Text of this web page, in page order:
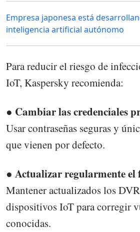
Empresa japonesa está
inteligencia artificial autónomo
Para reducir el riesgo de
IoT, Kaspersky recomienda:
● Cambiar las credenciales
Usar contraseñas seguras y
que vienen por defecto.
● Actualizar regularmente el
Mantener actualizados los
dispositivos IoT para corregir
conocidas.